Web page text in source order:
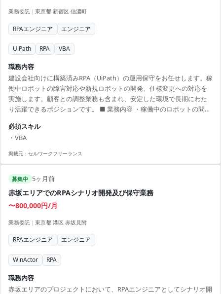
業務委託 | 東京都 新宿区 信濃町
RPAエンジニア エンジニア
UiPath RPA VBA
職務内容
建設会社向けに構築済みRPA（UiPath）の運用保守をお任せします。稼
働中ロボットの障害対応や新規ロボットの開発、仕様変更への対応を
実施します。顧客との調整業務も含まれ、安定した環境で長期にわた
り活躍できるポジションです。 ■ 業務内容 ・稼働中のロボットの問合
改修/仕様変更（設計、開発、テスト、リリース） ・顧客とのスケジュ
ール調整 ・RPA新規開発 ※必要時 【アピールポイント】 ・UiPathを使
用したRPA開発に携われる ・安定した環境で腰を据えて働ける ・顧客
必須スキル
・VBA
掲載元： セルワークフリーランス
募集中 5ヶ月前
赤坂エリアでのRPAシナリオ開発及び保守業務
〜800,000円/月
業務委託 | 東京都 港区 赤坂見附
RPAエンジニア エンジニア
WinActor RPA
職務内容
赤坂エリアのプロジェクトにおいて、RPAエンジニアとしてシナリオ開